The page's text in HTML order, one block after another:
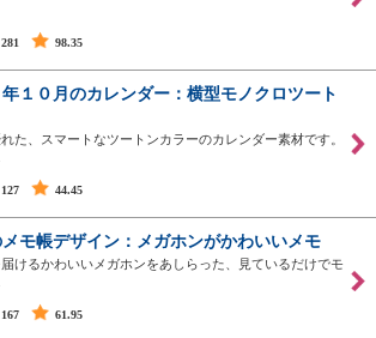
281 98.35
年１０月のカレンダー：横型モノクロツート
た、スマートなツートンカラーのカレンダー素材です。
127 44.45
メモ帳デザイン：メガホンがかわいいメモ
けるかわいいメガホンをあしらった、見ているだけでモ
167 61.95